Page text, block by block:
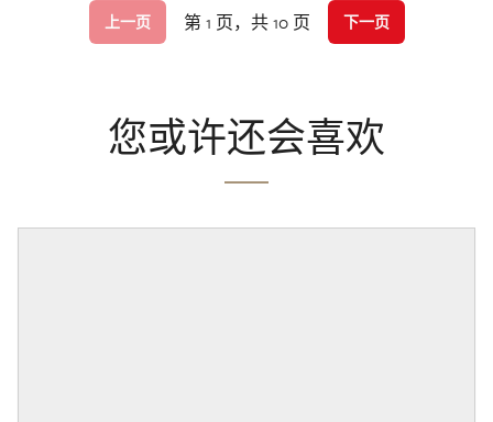
上一页 第 1 页，共 10 页 下一页
您或许还会喜欢